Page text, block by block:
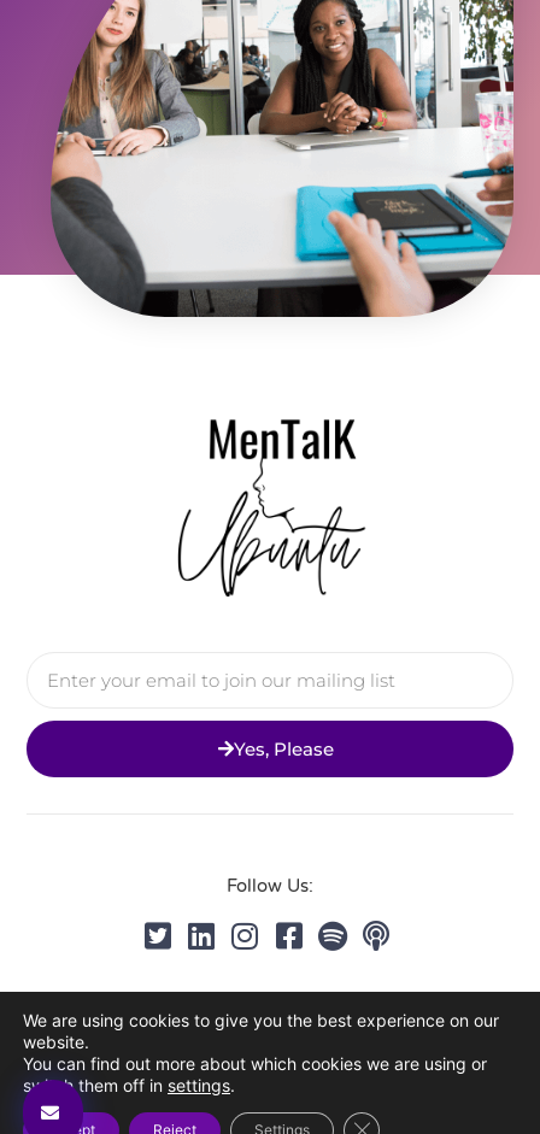
Yes, Please
Follow Us:
Privacy Policy
© 2026 All Rights Reserved
We are using cookies to give you the best experience on our
website.
You can find out more about which cookies we are using or
switch them off in settings.
Accept Reject Settings Close GDPR Cookie